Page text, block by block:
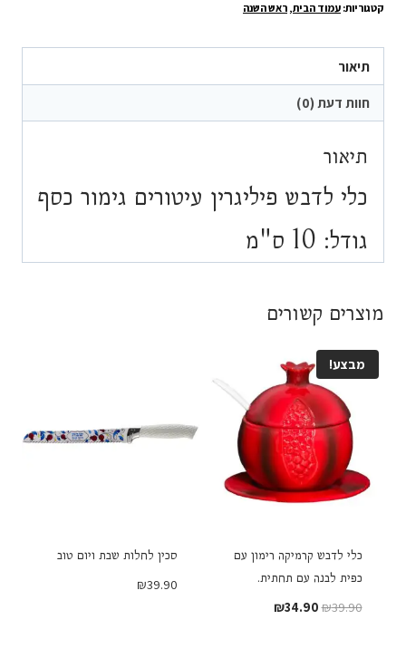
לדבש
עיטורים
גימור
כסף
קטגוריות: עמוד הבית, ראש השנה
תיאור
חוות דעת (0)
תיאור
כלי לדבש פיליגרין עיטורים גימור כסף
גודל: 10 ס"מ
מוצרים קשורים
מבצע!
כלי לדבש קרמיקה רימון עם
כפית לבנה עם תחתית.
₪39.90
המחיר ₪34.90 המחיר
סכין לחלות שבת ויום טוב
₪39.90